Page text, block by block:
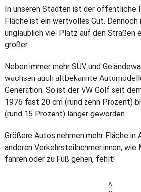
In unseren Städten ist der öffentliche
Fläche ist ein wertvolles Gut. Dennoch
unglaublich viel Platz auf den Straßen
größer:
Neben immer mehr SUV und
wachsen auch altbekannte
Generation. So ist der VW Golf seit
1976 fast 20 cm (rund zehn Prozent)
(rund 15 Prozent) länger geworden.
Größere Autos nehmen mehr Fläche in
anderen Verkehrsteilnehmer:innen, wie
fahren oder zu Fuß gehen, fehlt!
A